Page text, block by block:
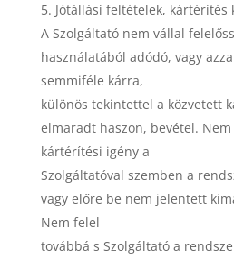
Jótállási feltételek, kártérítés
A Szolgáltató nem vállal
használatából adódó, vagy
semmiféle kárra,
különös tekintettel a közvetett
elmaradt haszon, bevétel.
kártérítési igény a
Szolgáltatóval szemben a
vagy előre be nem jelentett
Nem felel
továbbá s Szolgáltató a